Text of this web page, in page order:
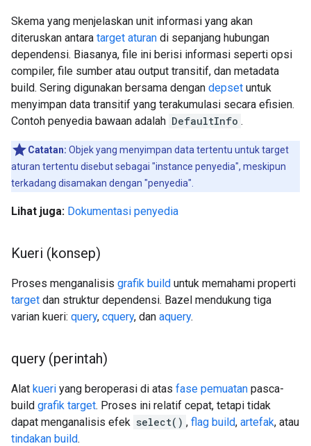
Skema yang menjelaskan unit informasi yang akan
diteruskan antara target aturan di sepanjang hubungan
dependensi. Biasanya, file ini berisi informasi seperti opsi
compiler, file sumber atau output transitif, dan metadata
build. Sering digunakan bersama dengan depset untuk
menyimpan data transitif yang terakumulasi secara efisien.
Contoh penyedia bawaan adalah DefaultInfo .
Catatan: Objek yang menyimpan data tertentu untuk target
aturan tertentu disebut sebagai "instance penyedia", meskipun
terkadang disamakan dengan "penyedia".
Lihat juga: Dokumentasi penyedia
Kueri (konsep)
Proses menganalisis grafik build untuk memahami properti
target dan struktur dependensi. Bazel mendukung tiga
varian kueri: query, cquery, dan aquery.
query (perintah)
Alat kueri yang beroperasi di atas fase pemuatan pasca-
build grafik target. Proses ini relatif cepat, tetapi tidak
dapat menganalisis efek select() , flag build, artefak, atau
tindakan build.